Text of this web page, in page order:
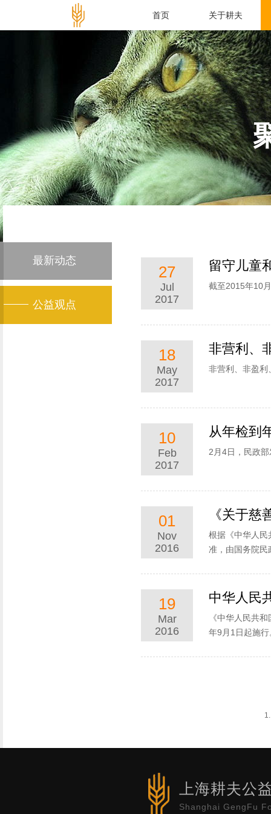
首页 关于耕夫
最新动态
公益观点
27
Jul
2017
留守儿童
截至2015年10
18
May
2017
非营利、
非营利、非盈利
10
Feb
2017
从年检到
2月4日，民政
01
Nov
2016
《关于
根据《中华人民
准，由国务院民
19
Mar
2016
中华人民
《中华人民共
年9月1日起施行
上海耕夫公
Shanghai GengFu